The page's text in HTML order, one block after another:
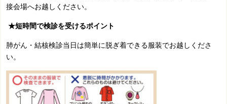
接会場へお越しください。
★短時間で検診を受けるポイント
肺がん・結核検診当日は簡単に脱ぎ着できる服装でお越しくださ
い。